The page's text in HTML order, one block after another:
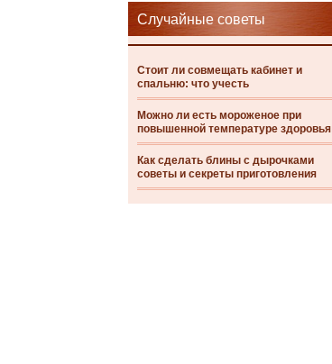
Случайные советы
Стоит ли совмещать кабинет и
спальню: что учесть
Можно ли есть мороженое при
повышенной температуре здоровья
Как сделать блины с дырочками
советы и секреты приготовления